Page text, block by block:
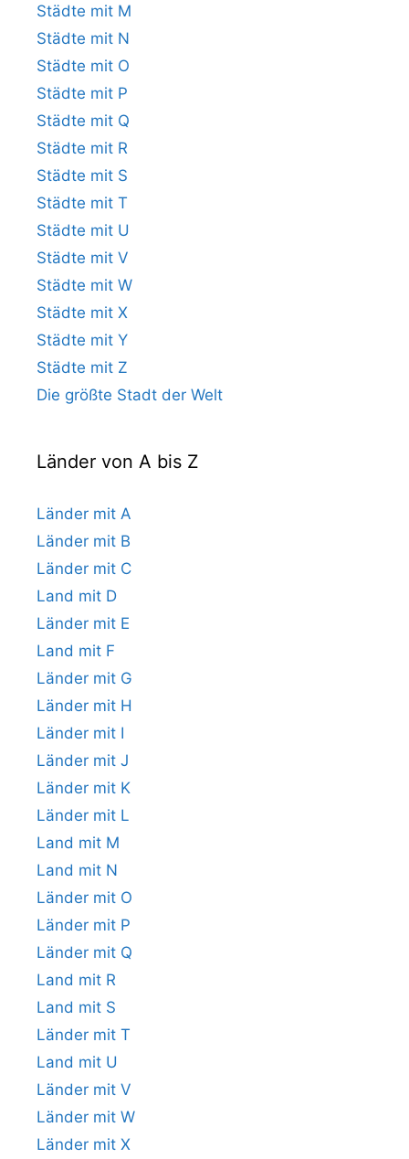
Städte mit M
Städte mit N
Städte mit O
Städte mit P
Städte mit Q
Städte mit R
Städte mit S
Städte mit T
Städte mit U
Städte mit V
Städte mit W
Städte mit X
Städte mit Y
Städte mit Z
Die größte Stadt der Welt
Länder von A bis Z
Länder mit A
Länder mit B
Länder mit C
Land mit D
Länder mit E
Land mit F
Länder mit G
Länder mit H
Länder mit I
Länder mit J
Länder mit K
Länder mit L
Land mit M
Land mit N
Länder mit O
Länder mit P
Länder mit Q
Land mit R
Land mit S
Länder mit T
Land mit U
Länder mit V
Länder mit W
Länder mit X